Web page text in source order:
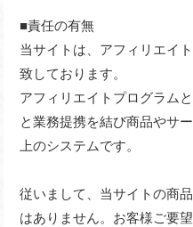
■責任の有無
当サイトは、アフィリエイ
致しております。
アフィリエイトプログラム
と業務提携を結び商品やサ
上のシステムです。
従いまして、当サイトの商
はありません。お客様ご要